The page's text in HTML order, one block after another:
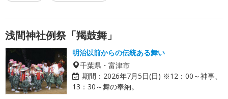
浅間神社例祭「羯鼓舞」
明治以前からの伝統ある舞い
千葉県・富津市
期間： 2026年7月5日(日) ※12：00～神事、
13：30～舞の奉納。